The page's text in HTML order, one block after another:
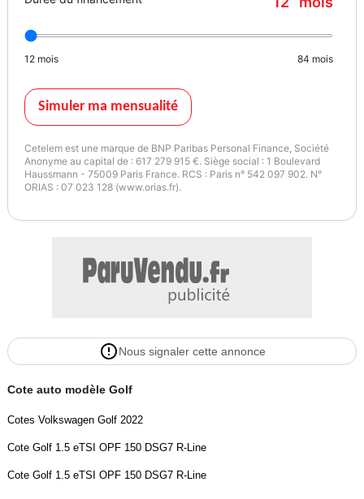
reconnaissance des panneaux · Front Assist · Light Assist
Stationnement : Park Assist · capteurs AV/AR · caméra de recul
Confort : Climatronic 3 zones · sièges avant chauffants · volant
chauffant · Keyless Access · rétros rabattables/chauffants/mémoire
Cockpit · jantes alliage 17" Ventura
12 mois 84 mois
Simuler ma mensualité
Cetelem est une marque de BNP Paribas Personal Finance, Société
Anonyme au capital de : 617 279 915 €. Siège social : 1 Boulevard
Haussmann - 75009 Paris France. RCS : Paris n° 542 097 902. N°
ORIAS : 07 023 128 (www.orias.fr).
Nous signaler cette annonce
Cote auto modèle Golf
Cotes Volkswagen Golf 2022
Cote Golf 1.5 eTSI OPF 150 DSG7 R-Line
Cote Golf 1.5 eTSI OPF 150 DSG7 R-Line